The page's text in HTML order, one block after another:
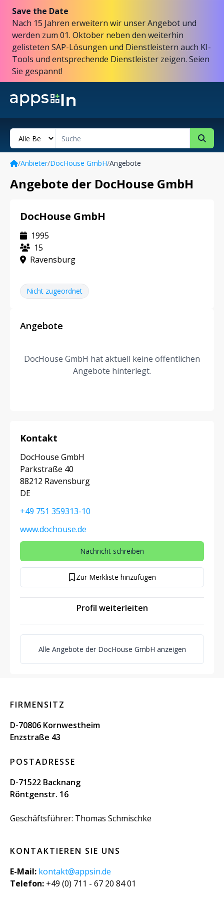
Save the Date
Nach 15 Jahren erweitern wir unser Angebot und
werden zum 01. Oktober neben den weiterhin
gelisteten SAP-Lösungen und Dienstleistern auch KI-
Tools und entsprechende Dienstleister zeigen. Seien
Sie gespannt!
/Anbieter/DocHouse GmbH/Angebote
Angebote der DocHouse GmbH
DocHouse GmbH
1995
15
Ravensburg
Nicht zugeordnet
Angebote
DocHouse GmbH hat aktuell keine öffentlichen
Angebote hinterlegt.
Kontakt
DocHouse GmbH
Parkstraße 40
88212 Ravensburg
DE
+49 751 359313-10
www.dochouse.de
Nachricht schreiben
Zur Merkliste hinzufügen
Profil weiterleiten
Alle Angebote der DocHouse GmbH anzeigen
FIRMENSITZ
D-70806 Kornwestheim
Enzstraße 43
POSTADRESSE
D-71522 Backnang
Röntgenstr. 16
Geschäftsführer: Thomas Schmischke
KONTAKTIEREN SIE UNS
E-Mail: kontakt@appsin.de
Telefon: +49 (0) 711 - 67 20 84 01